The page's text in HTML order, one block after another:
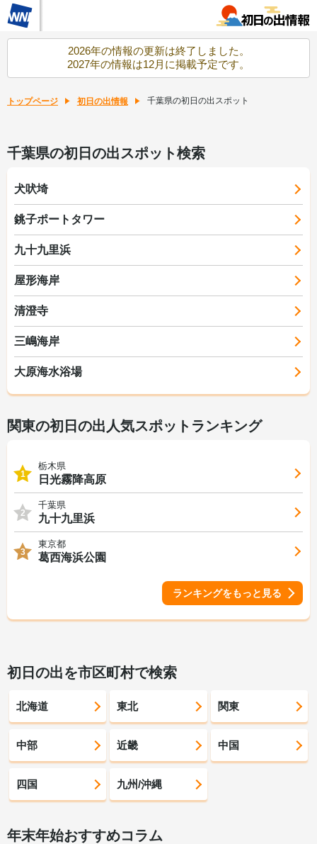
2026年の情報の更新は終了しました。
2027年の情報は12月に掲載予定です。
トップページ 初日の出情報 千葉県の初日の出スポット
千葉県の初日の出スポット検索
犬吠埼
銚子ポートタワー
九十九里浜
屋形海岸
清澄寺
三嶋海岸
大原海水浴場
関東の初日の出人気スポットランキング
1
栃木県
日光霧降高原
2
千葉県
九十九里浜
3
東京都
葛西海浜公園
ランキングをもっと見る
初日の出を市区町村で検索
北海道 東北 関東
中部 近畿 中国
四国 九州/沖縄
年末年始おすすめコラム